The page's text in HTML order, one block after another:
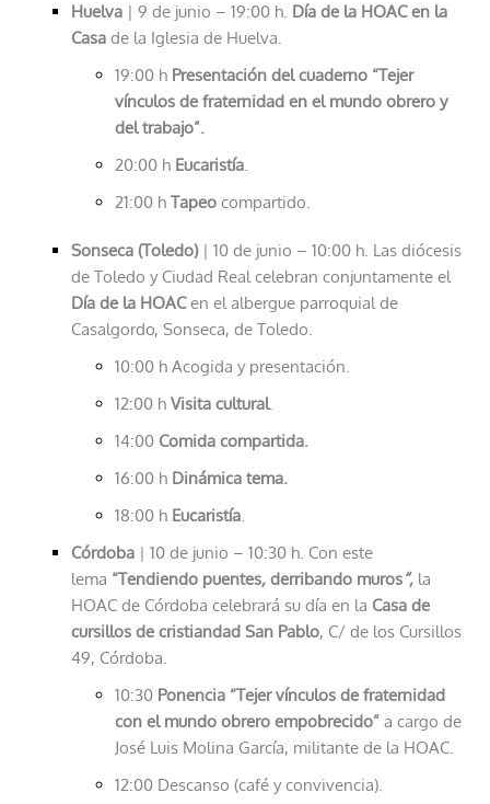
Huelva | 9 de junio – 19:00 h. Día de la HOAC en la
Casa de la Iglesia de Huelva.
19:00 h Presentación del cuaderno “Tejer
vínculos de fraternidad en el mundo obrero y
del trabajo”.
20:00 h Eucaristía.
21:00 h Tapeo compartido.
Sonseca (Toledo)| 10 de junio – 10:00 h. Las diócesis
de Toledo y Ciudad Real celebran conjuntamente el
Día de la HOACen el albergue parroquial de
Casalgordo, Sonseca, de Toledo.
10:00 h Acogida y presentación.
12:00 h Visita cultural.
14:00 Comida compartida.
16:00 h Dinámica tema.
18:00 h Eucaristía.
Córdoba | 10 de junio – 10:30 h. Con este
lema “Tendiendo puentes, derribando muros“, la
HOAC de Córdoba celebrará su día en la Casa de
cursillos de cristiandad San Pablo, C/ de los Cursillos
49, Córdoba.
10:30 Ponencia “Tejer vínculos de fraternidad
con el mundo obrero empobrecido” a cargo de
José Luis Molina García, militante de la HOAC.
12:00 Descanso (café y convivencia).